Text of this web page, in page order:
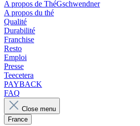
A propos de ThéGschwendner
A propos du thé
Qualité
Durabilité
Franchise
Resto
Emploi
Presse
Teecetera
PAYBACK
FAQ
Close menu
France